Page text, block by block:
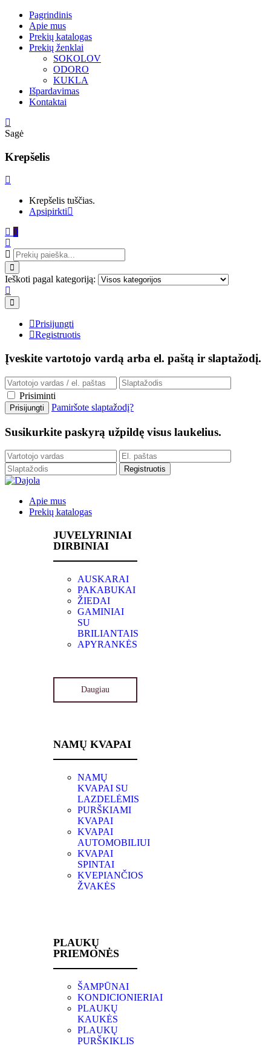
Pagrindinis
Apie mus
Prekių katalogas
Prekių ženklai
SOKOLOV
ODORO
KUKLA
Išpardavimas
Kontaktai
Sagė
Krepšelis
Krepšelis tuščias.
Apsipirkti
0
Ieškoti pagal kategoriją:
Prisijungti
Registruotis
Įveskite vartotojo vardą arba el. paštą ir slaptažodį.
Prisiminti
Pamiršote slaptažodį?
Susikurkite paskyrą užpildę visus laukelius.
Apie mus
Prekių katalogas
JUVELYRINIAI
DIRBINIAI
AUSKARAI
PAKABUKAI
ŽIEDAI
GAMINIAI
SU
BRILIANTAIS
APYRANKĖS
Daugiau
NAMŲ KVAPAI
NAMŲ
KVAPAI SU
LAZDELĖMIS
PURŠKIAMI
KVAPAI
KVAPAI
AUTOMOBILIUI
KVAPAI
SPINTAI
KVEPIANČIOS
ŽVAKĖS
PLAUKŲ
PRIEMONĖS
ŠAMPŪNAI
KONDICIONIERIAI
PLAUKŲ
KAUKĖS
PLAUKŲ
PURŠKIKLIS